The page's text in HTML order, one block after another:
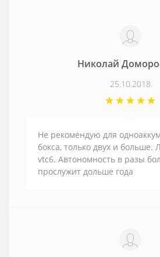
Николай
25.10.2018
Не рекомендую для
бокса, только двух и больше.
vtc6. Автономность в разы
прослужит дольше года